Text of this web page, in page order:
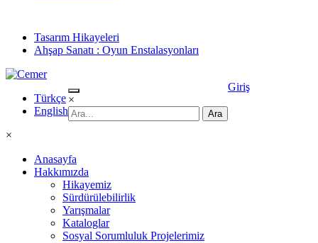
Tasarım Hikayeleri
Ahşap Sanatı : Oyun Enstalasyonları
Türkçe
English
×
Giriş
×
Anasayfa
Hakkımızda
Hikayemiz
Sürdürülebilirlik
Yarışmalar
Kataloglar
Sosyal Sorumluluk Projelerimiz